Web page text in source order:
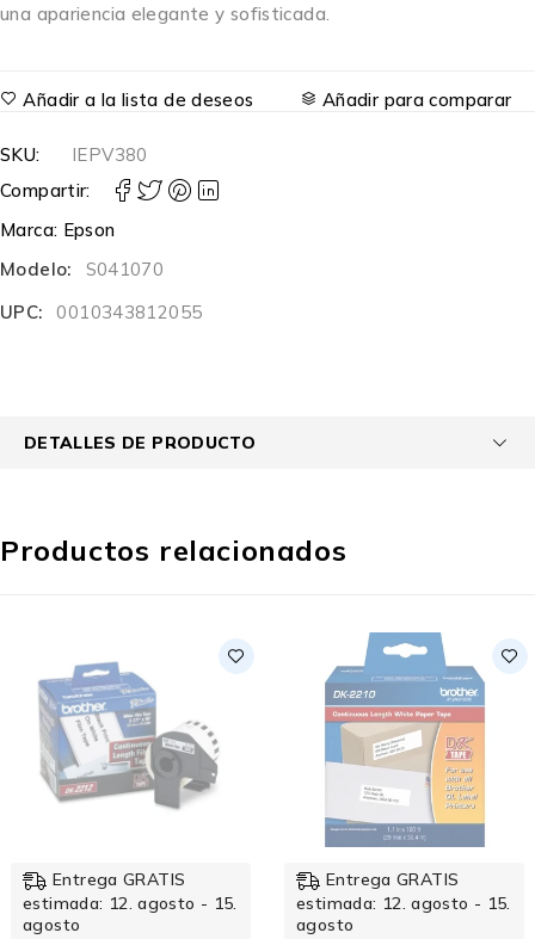
una apariencia elegante y sofisticada.
Añadir a la lista de deseos Añadir para comparar
SKU:
IEPV380
Compartir:
Marca: Epson
Modelo:
S041070
UPC:
0010343812055
DETALLES DE PRODUCTO
Productos relacionados
Entrega GRATIS
estimada: 12. agosto - 15.
agosto
Entrega GRATIS
estimada: 12. agosto - 15.
agosto